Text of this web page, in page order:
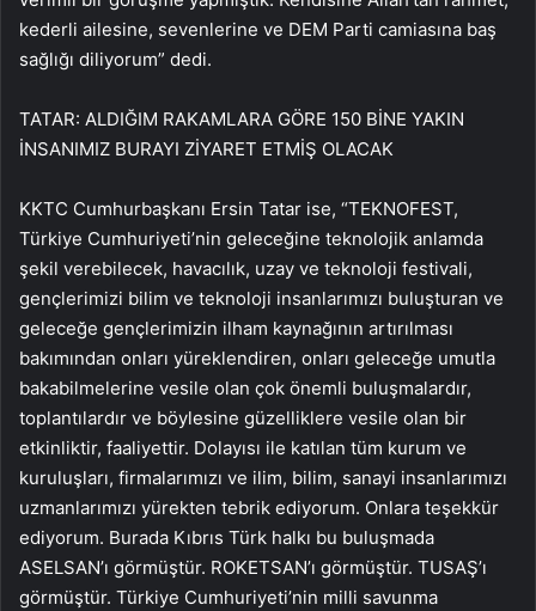
kederli ailesine, sevenlerine ve DEM Parti camiasına baş
sağlığı diliyorum” dedi.
TATAR: ALDIĞIM RAKAMLARA GÖRE 150 BİNE YAKIN
İNSANIMIZ BURAYI ZİYARET ETMİŞ OLACAK
KKTC Cumhurbaşkanı Ersin Tatar ise, “TEKNOFEST,
Türkiye Cumhuriyeti’nin geleceğine teknolojik anlamda
şekil verebilecek, havacılık, uzay ve teknoloji festivali,
gençlerimizi bilim ve teknoloji insanlarımızı buluşturan ve
geleceğe gençlerimizin ilham kaynağının artırılması
bakımından onları yüreklendiren, onları geleceğe umutla
bakabilmelerine vesile olan çok önemli buluşmalardır,
toplantılardır ve böylesine güzelliklere vesile olan bir
etkinliktir, faaliyettir. Dolayısı ile katılan tüm kurum ve
kuruluşları, firmalarımızı ve ilim, bilim, sanayi insanlarımızı
uzmanlarımızı yürekten tebrik ediyorum. Onlara teşekkür
ediyorum. Burada Kıbrıs Türk halkı bu buluşmada
ASELSAN’ı görmüştür. ROKETSAN’ı görmüştür. TUSAŞ’ı
görmüştür. Türkiye Cumhuriyeti’nin milli savunma